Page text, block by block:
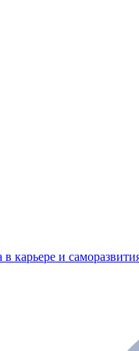
карьере и